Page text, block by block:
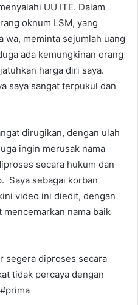
UU ITE. Dalam
oknum LSM, yang
wa, meminta sejumlah uang
ada kemungkinan orang
harga diri saya.
saya sangat terpukul dan
dirugikan, dengan ulah
ingin merusak nama
secara hukum dan
Saya sebagai korban
video ini diedit, dengan
nama baik
segera diproses secara
tidak percaya dengan